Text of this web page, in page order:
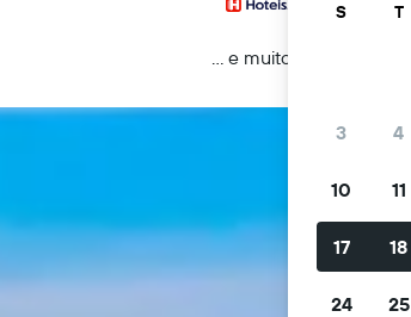
... e muito mais
S T
3 4
10 11
17 18
24 25